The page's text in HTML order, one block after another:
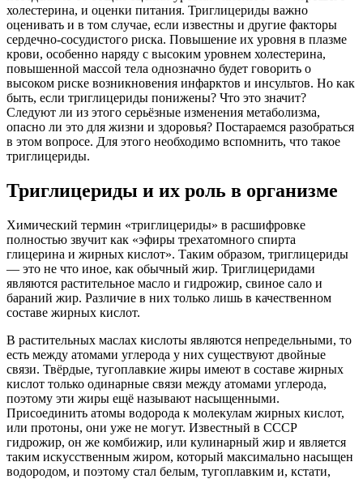
холестерина, и оценки питания. Триглицериды важно
оценивать и в том случае, если известны и другие факторы
сердечно-сосудистого риска. Повышение их уровня в плазме
крови, особенно наряду с высоким уровнем холестерина,
повышенной массой тела однозначно будет говорить о
высоком риске возникновения инфарктов и инсультов. Но как
быть, если триглицериды понижены? Что это значит?
Следуют ли из этого серьёзные изменения метаболизма,
опасно ли это для жизни и здоровья? Постараемся разобраться
в этом вопросе. Для этого необходимо вспомнить, что такое
триглицериды.
Триглицериды и их роль в организме
Химический термин «триглицериды» в расшифровке
полностью звучит как «эфиры трехатомного спирта
глицерина и жирных кислот». Таким образом, триглицериды
— это не что иное, как обычный жир. Триглицеридами
являются растительное масло и гидрожир, свиное сало и
бараний жир. Различие в них только лишь в качественном
составе жирных кислот.
В растительных маслах кислоты являются непредельными, то
есть между атомами углерода у них существуют двойные
связи. Твёрдые, тугоплавкие жиры имеют в составе жирных
кислот только одинарные связи между атомами углерода,
поэтому эти жиры ещё называют насыщенными.
Присоединить атомы водорода к молекулам жирных кислот,
или протоны, они уже не могут. Известный в СССР
гидрожир, он же комбижир, или кулинарный жир и является
таким искусственным жиром, который максимально насыщен
водородом, и поэтому стал белым, тугоплавким и, кстати,